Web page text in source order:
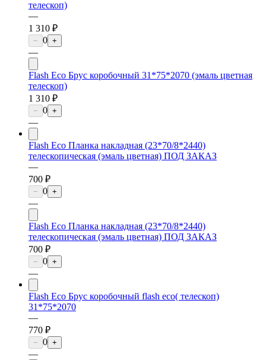
телескоп)
—
1 310 ₽
− 0 +
—
Flash Eco Брус коробочный 31*75*2070 (эмаль цветная
телескоп)
1 310 ₽
− 0 +
—
Flash Eco Планка накладная (23*70/8*2440)
телескопическая (эмаль цветная) ПОД ЗАКАЗ
—
700 ₽
− 0 +
—
Flash Eco Планка накладная (23*70/8*2440)
телескопическая (эмаль цветная) ПОД ЗАКАЗ
700 ₽
− 0 +
—
Flash Eco Брус коробочный flash eco( телескоп)
31*75*2070
—
770 ₽
− 0 +
—